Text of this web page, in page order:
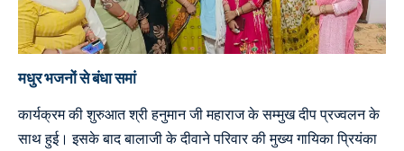
मधुर भजनों से बंधा समां
कार्यक्रम की शुरुआत श्री हनुमान जी महाराज के सम्मुख दीप प्रज्वलन के
साथ हुई। इसके बाद बालाजी के दीवाने परिवार की मुख्य गायिका प्रियंका